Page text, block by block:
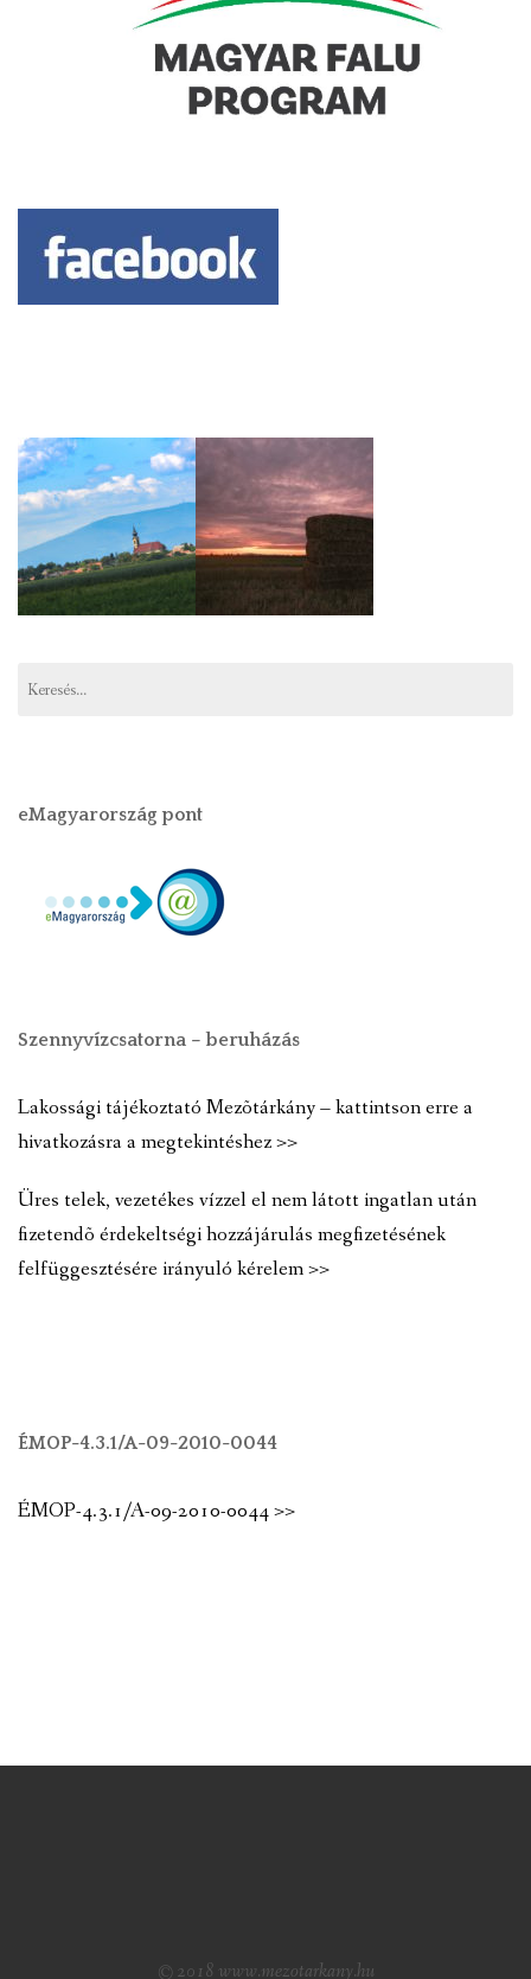
eMagyarország pont
Szennyvízcsatorna – beruházás
Lakossági tájékoztató Mezõtárkány – kattintson erre a
hivatkozásra a megtekintéshez >>
Üres telek, vezetékes vízzel el nem látott ingatlan után
fizetendõ érdekeltségi hozzájárulás megfizetésének
felfüggesztésére irányuló kérelem >>
ÉMOP-4.3.1/A-09-2010-0044
ÉMOP-4.3.1/A-09-2010-0044 >>
© 2018 www.mezotarkany.hu